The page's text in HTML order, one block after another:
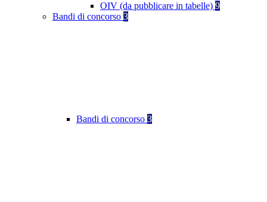
OIV (da pubblicare in tabelle) 9
Bandi di concorso 3
Bandi di concorso 3